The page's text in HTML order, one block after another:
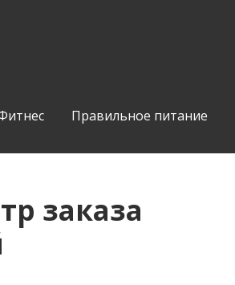
Правильное питание
заказа